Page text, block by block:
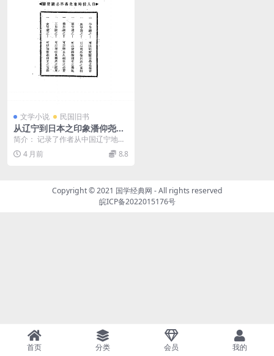
文学小说 民国旧书
从辽宁到日本之印象潘仰尧PD
F下载
简介： 记录了作者从中国辽宁地区
前往日本的行程与见闻，该书写于1
931年，正值日...
4 月前 8.8
Copyright © 2021 国学经典网 - All rights reserved
皖ICP备2022015176号
首页 分类 会员 我的